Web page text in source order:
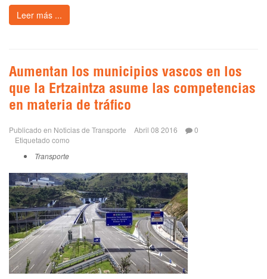
Leer más ...
Aumentan los municipios vascos en los
que la Ertzaintza asume las competencias
en materia de tráfico
Publicado en Noticias de Transporte Abril 08 2016
0
Etiquetado como
Transporte